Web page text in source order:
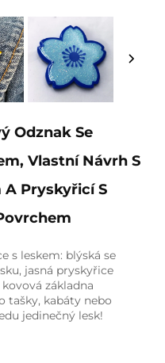
Odznak Se
Vlastní Návrh S
Pryskyřicí S
s leskem: blýská se
jasná pryskyřice
základna
tašky, kabáty nebo
jedinečný lesk!